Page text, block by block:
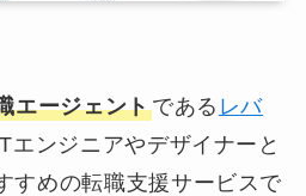
エージェントである レバ
エンジニアやデザイナーと
すめの転職支援サービスで